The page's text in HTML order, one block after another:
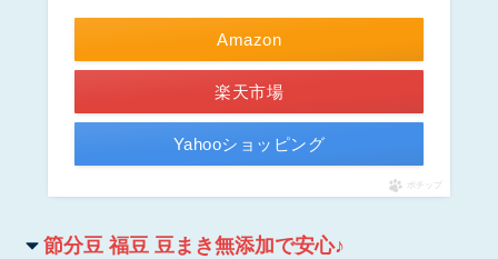
Amazon
楽天市場
Yahooショッピング
ポチップ
節分豆 福豆 豆まき無添加で安心♪